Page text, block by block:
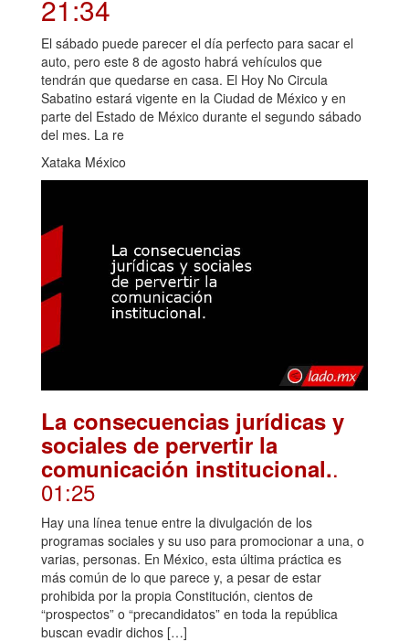
21:34
El sábado puede parecer el día perfecto para sacar el
auto, pero este 8 de agosto habrá vehículos que
tendrán que quedarse en casa. El Hoy No Circula
Sabatino estará vigente en la Ciudad de México y en
parte del Estado de México durante el segundo sábado
del mes. La re
Xataka México
La consecuencias jurídicas y
sociales de pervertir la
comunicación institucional..
01:25
Hay una línea tenue entre la divulgación de los
programas sociales y su uso para promocionar a una, o
varias, personas. En México, esta última práctica es
más común de lo que parece y, a pesar de estar
prohibida por la propia Constitución, cientos de
“prospectos” o “precandidatos” en toda la república
buscan evadir dichos […]